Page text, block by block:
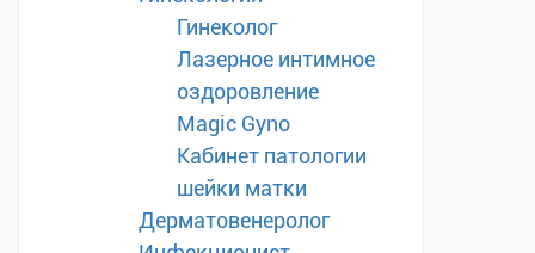
Гинеколог
Лазерное интимное
оздоровление
Magic Gyno
Кабинет патологии
шейки матки
Дерматовенеролог